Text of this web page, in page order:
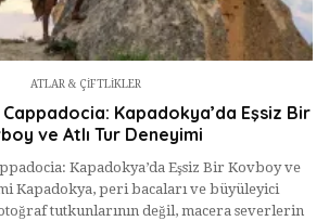
ATLAR & ÇIFTLIKLER
Kapadokya’da Eşsiz Bir
ve Atlı Tur Deneyimi
Kapadokya’da Eşsiz Bir Kovboy ve
Kapadokya, peri bacaları ve büyüleyici
tutkunlarının değil, macera severlerin